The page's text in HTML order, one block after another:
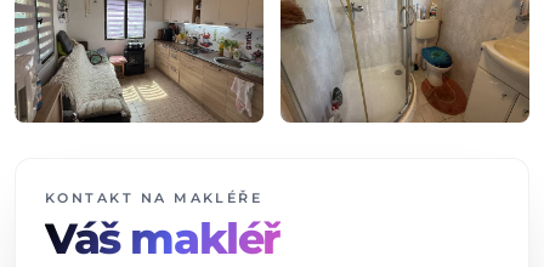
KONTAKT NA MAKLÉŘE
Váš makléř